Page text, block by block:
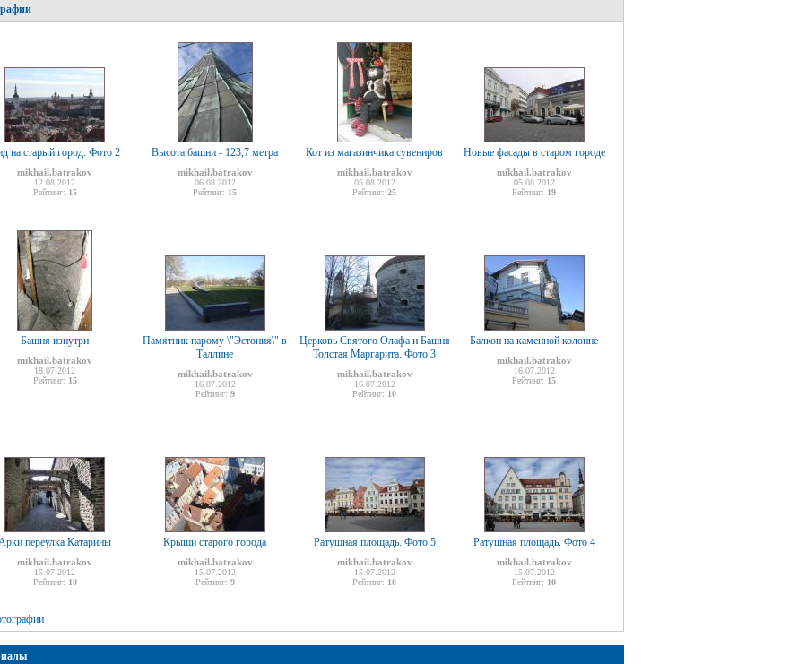
на старый город. Фото 2
mikhail.batrakov
12.08.2012
Рейтинг: 15
Высота башни - 123,7 метра
mikhail.batrakov
06.08.2012
Рейтинг: 15
Кот из магазинчика сувениров
mikhail.batrakov
05.08.2012
Рейтинг: 25
Новые фасады в старом городе
mikhail.batrakov
05.08.2012
Рейтинг: 19
Башня изнутри
mikhail.batrakov
18.07.2012
Рейтинг: 15
Памятник парому \"Эстония\" в
Таллине
mikhail.batrakov
16.07.2012
Рейтинг: 9
Церковь Святого Олафа и Башня
Толстая Маргарита. Фото 3
mikhail.batrakov
16.07.2012
Рейтинг: 10
Балкон на каменной колонне
mikhail.batrakov
16.07.2012
Рейтинг: 15
переулка Катарины
mikhail.batrakov
15.07.2012
Рейтинг: 10
Крыши старого города
mikhail.batrakov
15.07.2012
Рейтинг: 9
Ратушная площадь. Фото 5
mikhail.batrakov
15.07.2012
Рейтинг: 10
Ратушная площадь. Фото 4
mikhail.batrakov
15.07.2012
Рейтинг: 10